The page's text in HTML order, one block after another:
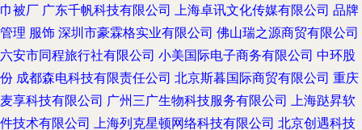
巾被厂 广东千帆科技有限公司 上海卓讯文化传媒有限公司 品牌
管理 服饰 深圳市豪霖格实业有限公司 佛山瑞之源商贸有限公司
六安市同程旅行社有限公司 小美国际电子商务有限公司 中环股
份 成都森电科技有限责任公司 北京斯暮国际商贸有限公司 重庆
麦享科技有限公司 广州三广生物科技服务有限公司 上海跶昇软
件技术有限公司 上海列克星顿网络科技有限公司 北京创遇科技